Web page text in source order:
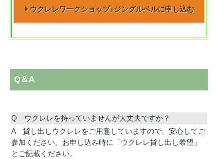
ウクレレワークショップ♪ジングルベルに申し込む
Q＆A
Q ウクレレを持っていませんが大丈夫ですか？
A 貸し出しウクレレをご用意していますので、安心してご
参加ください。お申し込み時に「ウクレレ貸し出し希望」
とご記載ください。